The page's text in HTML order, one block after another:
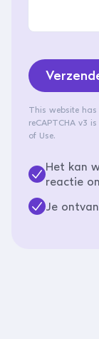
This website has
reCAPTCHA v3
of Use.
Het kan
reactie
Je